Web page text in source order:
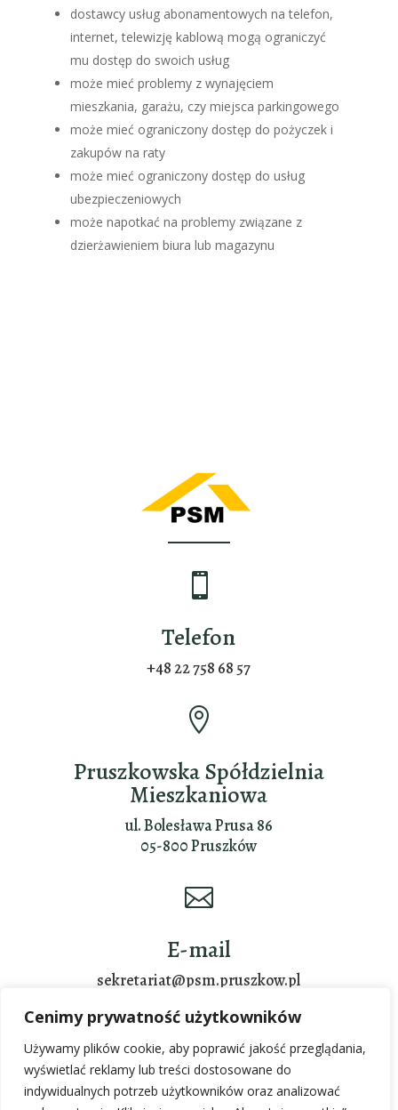
Cenimy prywatność użytkowników
Używamy plików cookie, aby poprawić jakość przeglądania,
wyświetlać reklamy lub treści dostosowane do
indywidualnych potrzeb użytkowników oraz analizować
dostawcy usług abonamentowych na telefon,
internet, telewizję kablową mogą ograniczyć
mu dostęp do swoich usług
może mieć problemy z wynajęciem
mieszkania, garażu, czy miejsca parkingowego
może mieć ograniczony dostęp do pożyczek i
zakupów na raty
może mieć ograniczony dostęp do usług
ubezpieczeniowych
może napotkać na problemy związane z
dzierżawieniem biura lub magazynu

Telefon
+48 22 758 68 57

Pruszkowska Spółdzielnia
Mieszkaniowa
ul. Bolesława Prusa 86
05-800 Pruszków

E-mail
sekretariat@psm.pruszkow.pl